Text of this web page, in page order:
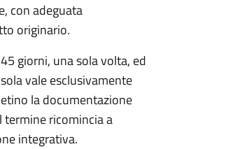
con adeguata
originario.
giorni, una sola volta, ed
vale esclusivamente
la documentazione
termine ricomincia a
integrativa.